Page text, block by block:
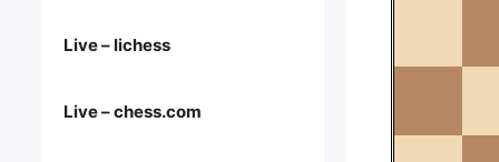
Live – lichess
Live – chess.com